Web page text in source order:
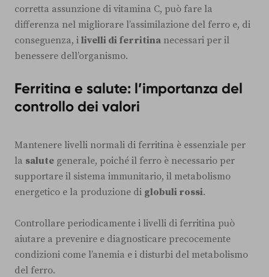
corretta assunzione di vitamina C, può fare la
differenza nel migliorare l’assimilazione del ferro e, di
conseguenza, i livelli di ferritina necessari per il
benessere dell’organismo.
Ferritina e salute: l’importanza del
controllo dei valori
Mantenere livelli normali di ferritina è essenziale per
la salute generale, poiché il ferro è necessario per
supportare il sistema immunitario, il metabolismo
energetico e la produzione di globuli rossi.
Controllare periodicamente i livelli di ferritina può
aiutare a prevenire e diagnosticare precocemente
condizioni come l’anemia e i disturbi del metabolismo
del ferro.